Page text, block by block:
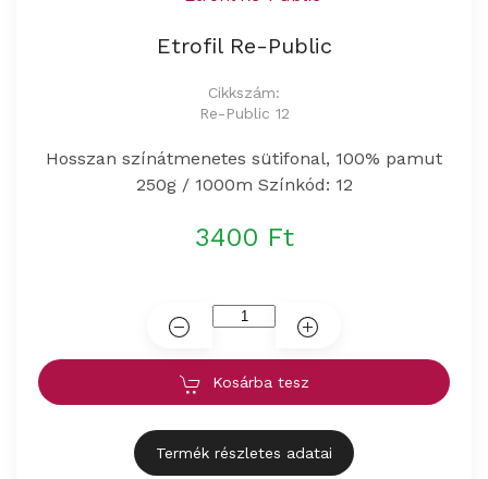
Etrofil Re-Public
Cikkszám:
Re-Public 12
Hosszan színátmenetes sütifonal, 100% pamut
250g / 1000m Színkód: 12
3400 Ft
Kosárba tesz
Termék részletes adatai